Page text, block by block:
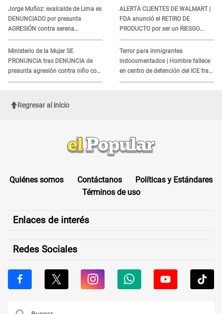
Jorge Muñoz: exalcalde de Lima es
DENUNCIADO por presunta
AGRESIÓN contra serena
GESTANTE en Miraflores
Ministerio de la Mujer SE
PRONUNCIA tras DENUNCIA de
presunta agresión contra niño con
autismo en Surco
ALERTA CLIENTES DE WALMART |
FDA anunció el RETIRO DE
PRODUCTO por ser un RIESGO
MORTAL para consumidores: ¿Cuál
es?
Terror para inmigrantes
indocumentados | Hombre fallece
en centro de detención del ICE tras
sufrir una "emergencia médica"
Regresar al inicio
Quiénes somos Contáctanos
Políticas y Estándares
Términos de uso
Enlaces de interés
Redes Sociales